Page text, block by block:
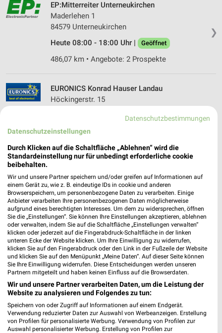
❯
EP:Mitterreiter Unterneukirchen
Maderlehen 1
84579 Unterneukirchen
Heute 08:00 - 18:00 Uhr |
Geöffnet
486,07 km • Angebote: 2 Prospekte
EURONICS Konrad Hauser Landau
Höckingerstr. 15
Heute 09:00 - 12:00 14:00 - 18:00 Uhr |
430,80 km • Angebote: 1 Prospekt
EURONICS Der Hammer! Vilsbiburg
Stadtplatz 2
84137 Vilsbiburg
Heute 09:00 - 18:00 Uhr | Geöffnet
458,64 km • Angebote: 1 Prospekt
EURONICS Widbiller Dingolfing
84130 Dingolfing
Heute 09:30 - 18:00 Uhr | Geöffnet
436,46 km • Angebote: 1 Prospekt
Datenschutzbestimmungen
Datenschutzeinstellungen
Durch Klicken auf die Schaltfläche „Ablehnen“ wird die
Standardeinstellung nur für unbedingt erforderliche cookie
beibehalten.
Wir und unsere Partner speichern und/oder greifen auf Informationen auf
einem Gerät zu, wie z. B. eindeutige IDs in cookie und anderen
Browserspeichern, um personenbezogene Daten zu verarbeiten. Einige
Anbieter verarbeiten Ihre personenbezogenen Daten möglicherweise
aufgrund eines berechtigten Interesses. Um dem zu widersprechen, öffnen
Sie die „Einstellungen“. Sie können Ihre Einstellungen akzeptieren, ablehnen
oder verwalten, indem Sie auf die Schaltfläche „Einstellungen verwalten“
klicken oder jederzeit auf die Fingerabdruck-Schaltfläche in der linken
unteren Ecke der Website klicken. Um Ihre Einwilligung zu widerrufen,
klicken Sie auf den Fingerabdruck oder den Link in der Fußzeile der Website
und klicken Sie auf den Menüpunkt „Meine Daten“. Auf dieser Seite können
Sie Ihre Einwilligung widerrufen. Diese Entscheidungen werden unseren
Partnern mitgeteilt und haben keinen Einfluss auf die Browserdaten.
Wir und unsere Partner verarbeiten Daten, um die Leistung der
Website zu analysieren und Folgendes zu tun:
Speichern von oder Zugriff auf Informationen auf einem Endgerät.
Verwendung reduzierter Daten zur Auswahl von Werbeanzeigen. Erstellung
von Profilen für personalisierte Werbung. Verwendung von Profilen zur
Auswahl personalisierter Werbung. Erstellung von Profilen zur